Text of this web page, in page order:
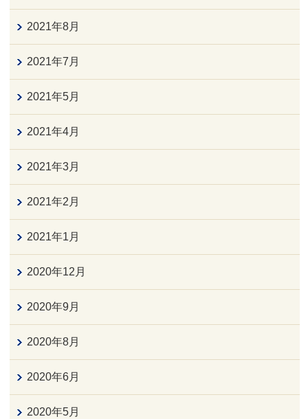
2021年8月
2021年7月
2021年5月
2021年4月
2021年3月
2021年2月
2021年1月
2020年12月
2020年9月
2020年8月
2020年6月
2020年5月